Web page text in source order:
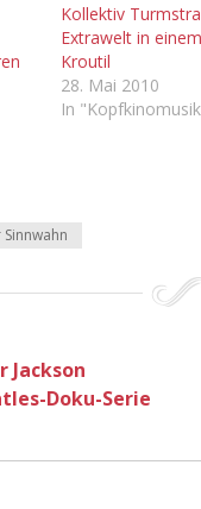
Kollektiv
Extrawelt in
Kroutil
28. Mai 2010
In
Jackson
Doku-Serie